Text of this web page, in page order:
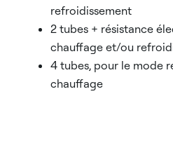
refroidissement
2 tubes + résistance
chauffage et/ou
4 tubes, pour le mode
chauffage